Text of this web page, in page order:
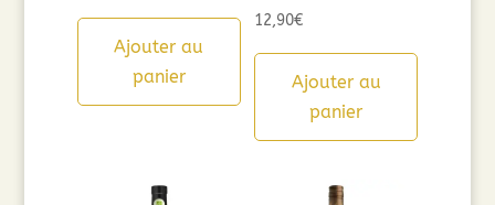
Ajouter au
panier
12,90€
Ajouter au
panier